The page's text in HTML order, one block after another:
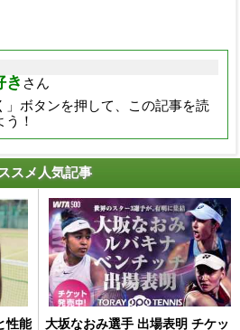
き さん
」ボタンを押して、この記事を読
！
スメ人気記事
性能
大坂なおみ選手 出場表明 チケッ